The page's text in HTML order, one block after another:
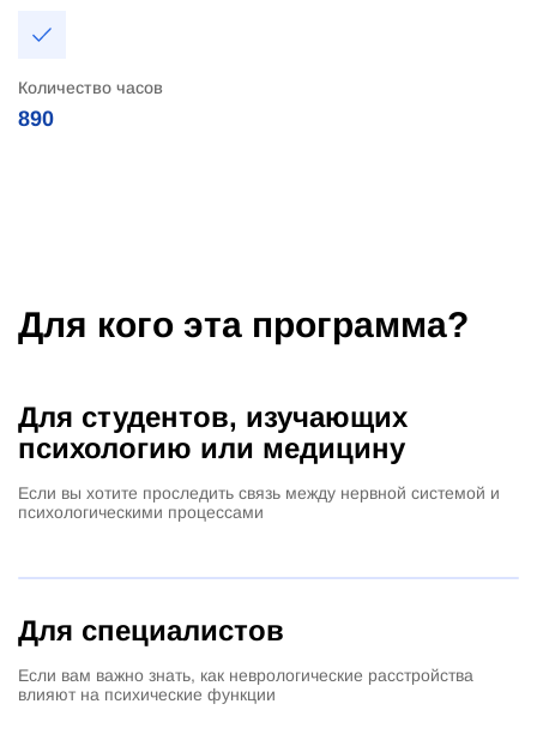
Количество часов
890
Для кого эта программа?
Для студентов, изучающих
психологию или медицину
Если вы хотите проследить связь между нервной системой и
психологическими процессами
Для специалистов
Если вам важно знать, как неврологические расстройства
влияют на психические функции